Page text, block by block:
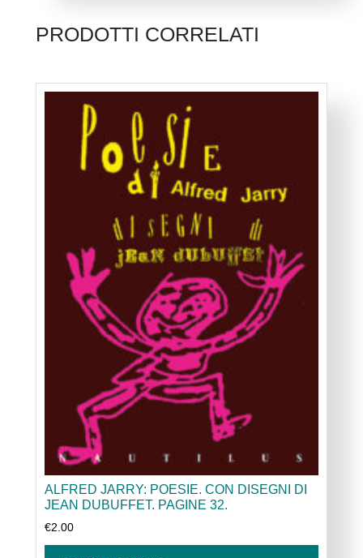
PRODOTTI CORRELATI
ALFRED JARRY: POESIE. CON DISEGNI DI
JEAN DUBUFFET. PAGINE 32.
€2.00